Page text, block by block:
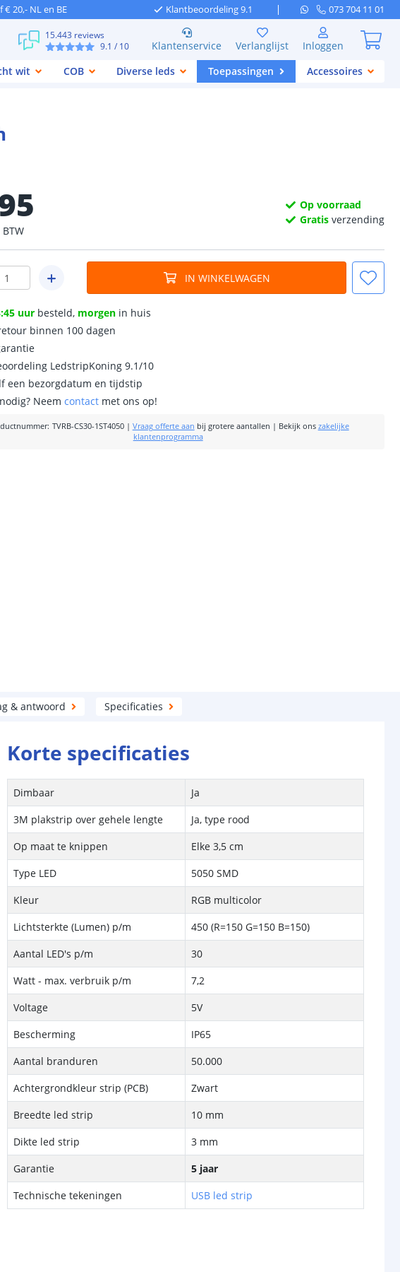
20,- NL en BE Klantbeoordeling 9.1 073 704 11 01
15.443 reviews
9.1 / 10 Klantenservice Verlanglijst
Inloggen
wit COB Diverse leds Toepassingen Accessoires
BTW
Op voorraad
Gratis verzending
IN WINKELWAGEN
uur besteld, morgen in huis
binnen 100 dagen
LedstripKoning 9.1/10
een bezorgdatum en tijdstip
Neemcontact met ons op!
: TVRB-CS30-1ST4050| Vraag offerte aan bij grotere aantallen | Bekijk ons zakelijke
klantenprogramma
& antwoord Specificaties
Korte specificaties
Dimbaar
Ja
3M plakstrip over gehele lengte
Ja, type rood
Op maat te knippen
Elke 3,5 cm
Type LED
5050 SMD
Kleur
RGB multicolor
Lichtsterkte (Lumen) p/m
450 (R=150 G=150 B=150)
Aantal LED's p/m
30
Watt - max. verbruik p/m
7,2
Voltage
5V
Bescherming
IP65
Aantal branduren
50.000
Achtergrondkleur strip (PCB)
Zwart
Breedte led strip
10 mm
Dikte led strip
3 mm
Garantie
5 jaar
Technische tekeningen
USB led strip